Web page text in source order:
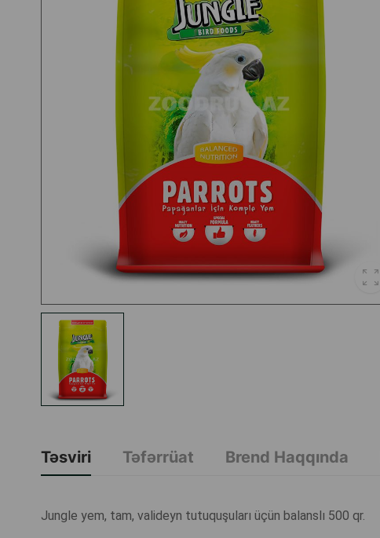
Təsviri Təfərrüat Brend Haqqında
Jungle yem, tam, valideyn tutuquşuları üçün balanslı 500 qr.